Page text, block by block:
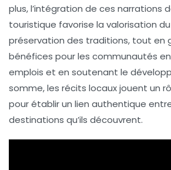
plus, l’intégration de ces narrations
touristique favorise la valorisation
préservation des traditions, tout en
bénéfices pour les communautés
emplois et en soutenant le
somme, les récits locaux jouent un
pour établir un lien authentique
destinations qu’ils découvrent.